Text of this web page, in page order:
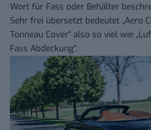
Wort für Fass oder Behälter
Sehr frei übersetzt bedeutet „Aero
Tonneau Cover“ also so viel wie
Fass Abdeckung“.